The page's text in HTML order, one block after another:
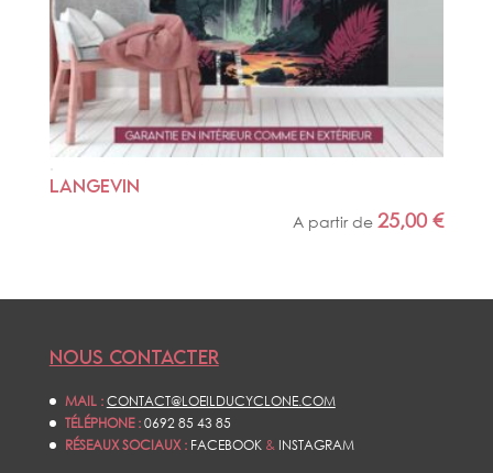
LANGEVIN
A partir de25,00€
NOUS CONTACTER
MAIL :CONTACT@LOEILDUCYCLONE.COM
TÉLÉPHONE :0692 85 43 85
RÉSEAUX SOCIAUX : FACEBOOK& INSTAGRAM